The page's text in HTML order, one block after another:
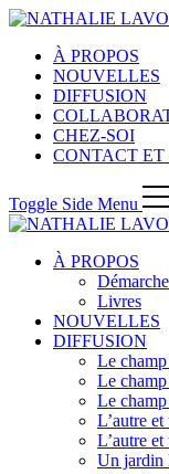
À PROPOS
NOUVELLES
DIFFUSION
CHEZ-SOI
CONTACT ET
Toggle Side Menu
À PROPOS
Livres
NOUVELLES
DIFFUSION
Le
Le
Le champ
L’autre
L’autre
Un jardin